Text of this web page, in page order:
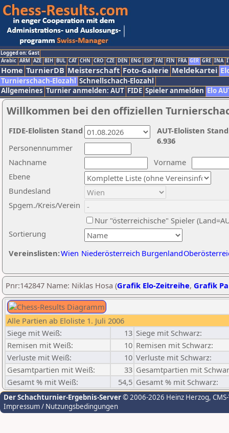
Logged on: Gast
Arabic ARM AZE BIH BUL CAT CHN CRO CZE DEN ENG ESP FAI FIN FRA GER GRE INA
Home TurnierDB Meisterschaft Foto-Galerie Meldekartei
Turnierschach-Elozahl Schnellschach-Elozahl
Allgemeines Turnier anmelden: AUT FIDE Spieler anmelden Elo
Willkommen bei den offiziellen
Nachname
Vorname
Ebene
Sortierung
Personennummer
Bundesland
Spgem./Kreis/Verein
Nur "österreichische" Spieler
Vereinslisten:Wien Niederösterreich Burgenland
AUT-Elolisten
6.936
FIDE-Elolisten Stand
Pnr:142847 Name: Niklas Hosa (Grafik Elo-Zeitreihe, Grafik
Alle Partien ab Eloliste 1. Juli 2006
Siege mit Weiß:
13 Siege mit Schwarz:
Remisen mit Weiß:
10 Remisen mit Schwarz:
Verluste mit Weiß:
10 Verluste mit Schwarz:
Gesamtpartien mit Weiß:
33 Gesamtpartien mit
Gesamt % mit Weiß:
54,5 Gesamt % mit Schwarz:
Der Schachturnier-Ergebnis-Server© 2006-2026 Heinz Herzog,
Impressum / Nutzungsbedingungen